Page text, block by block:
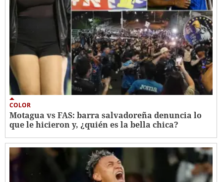
COLOR
Motagua vs FAS: barra salvadoreña denuncia lo
que le hicieron y, ¿quién es la bella chica?